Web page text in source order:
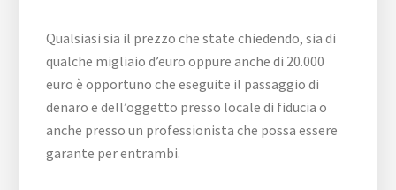
Qualsiasi sia il prezzo che state chiedendo, sia di
qualche migliaio d’euro oppure anche di 20.000
euro è opportuno che eseguite il passaggio di
denaro e dell’oggetto presso locale di fiducia o
anche presso un professionista che possa essere
garante per entrambi.